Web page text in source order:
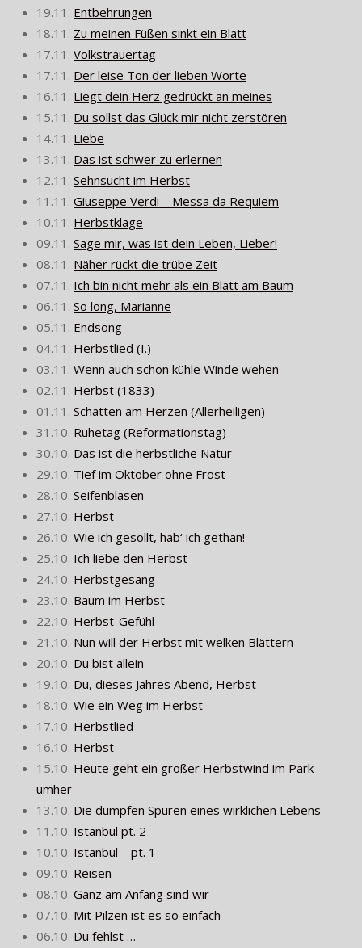
19.11. Entbehrungen
18.11. Zu meinen Füßen sinkt ein Blatt
17.11. Volkstrauertag
17.11. Der leise Ton der lieben Worte
16.11. Liegt dein Herz gedrückt an meines
15.11. Du sollst das Glück mir nicht zerstören
14.11. Liebe
13.11. Das ist schwer zu erlernen
12.11. Sehnsucht im Herbst
11.11. Giuseppe Verdi – Messa da Requiem
10.11. Herbstklage
09.11. Sage mir, was ist dein Leben, Lieber!
08.11. Näher rückt die trübe Zeit
07.11. Ich bin nicht mehr als ein Blatt am Baum
06.11. So long, Marianne
05.11. Endsong
04.11. Herbstlied (I.)
03.11. Wenn auch schon kühle Winde wehen
02.11. Herbst (1833)
01.11. Schatten am Herzen (Allerheiligen)
31.10. Ruhetag (Reformationstag)
30.10. Das ist die herbstliche Natur
29.10. Tief im Oktober ohne Frost
28.10. Seifenblasen
27.10. Herbst
26.10. Wie ich gesollt, hab‘ ich gethan!
25.10. Ich liebe den Herbst
24.10. Herbstgesang
23.10. Baum im Herbst
22.10. Herbst-Gefühl
21.10. Nun will der Herbst mit welken Blättern
20.10. Du bist allein
19.10. Du, dieses Jahres Abend, Herbst
18.10. Wie ein Weg im Herbst
17.10. Herbstlied
16.10. Herbst
15.10. Heute geht ein großer Herbstwind im Park
umher
13.10. Die dumpfen Spuren eines wirklichen Lebens
11.10. Istanbul pt. 2
10.10. Istanbul – pt. 1
09.10. Reisen
08.10. Ganz am Anfang sind wir
07.10. Mit Pilzen ist es so einfach
06.10. Du fehlst …